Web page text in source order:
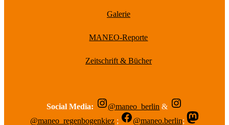
Galerie
MANEO-Reporte
Zeitschrift & Bücher
Social Media: @maneo_berlin &
@maneo_regenbogenkiez ; @maneo.berlin;